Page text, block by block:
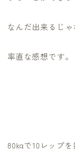
なんだ出来るじゃ
率直な感想です。
80kgで10レップ